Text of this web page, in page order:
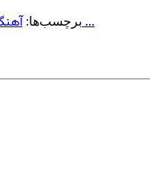
برچسب‌ها:شعر: علی معلم ...